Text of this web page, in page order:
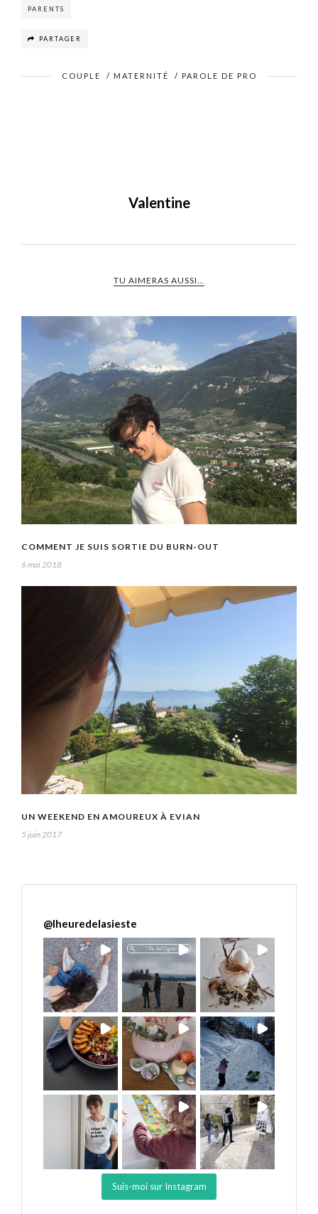
PARENTS
PARTAGER
COUPLE / MATERNITÉ / PAROLE DE PRO
Valentine
TU AIMERAS AUSSI…
COMMENT JE SUIS SORTIE DU BURN-OUT
6 mai 2018
UN WEEKEND EN AMOUREUX À EVIAN
5 juin 2017
@lheuredelasieste
Suis-moi sur Instagram